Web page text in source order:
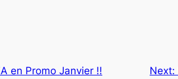
en Promo Janvier !! Next: